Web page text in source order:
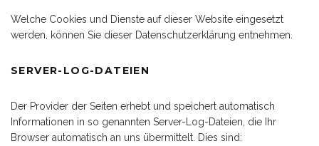
Welche Cookies und Dienste auf dieser Website eingesetzt
werden, können Sie dieser Datenschutzerklärung entnehmen.
SERVER-LOG-DATEIEN
Der Provider der Seiten erhebt und speichert automatisch
Informationen in so genannten Server-Log-Dateien, die Ihr
Browser automatisch an uns übermittelt. Dies sind: